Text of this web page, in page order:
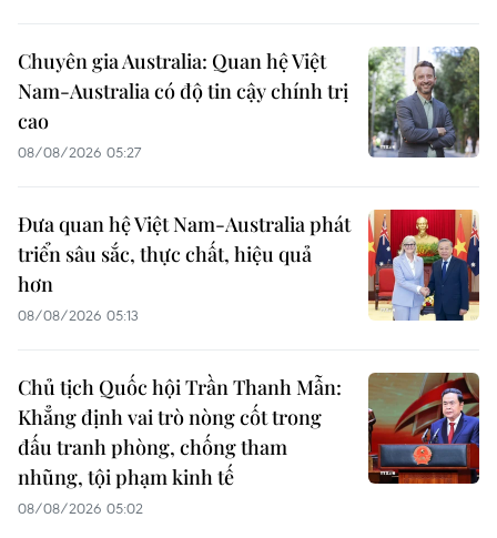
Chuyên gia Australia: Quan hệ Việt
Nam-Australia có độ tin cậy chính trị
cao
08/08/2026 05:27
Đưa quan hệ Việt Nam-Australia phát
triển sâu sắc, thực chất, hiệu quả
hơn
08/08/2026 05:13
Chủ tịch Quốc hội Trần Thanh Mẫn:
Khẳng định vai trò nòng cốt trong
đấu tranh phòng, chống tham
nhũng, tội phạm kinh tế
08/08/2026 05:02